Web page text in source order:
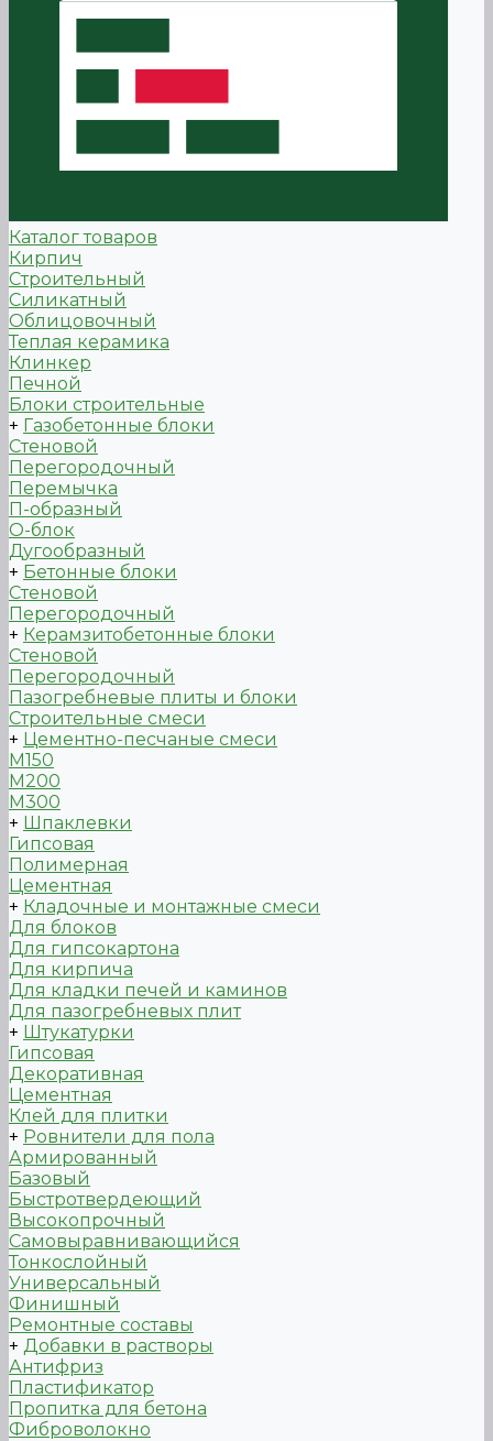
Каталог товаров
Кирпич
Строительный
Силикатный
Облицовочный
Теплая керамика
Клинкер
Печной
Блоки строительные
+ Газобетонные блоки
Стеновой
Перегородочный
Перемычка
П-образный
О-блок
Дугообразный
+ Бетонные блоки
Стеновой
Перегородочный
+ Керамзитобетонные блоки
Стеновой
Перегородочный
Пазогребневые плиты и блоки
Строительные смеси
+ Цементно-песчаные смеси
М150
М200
М300
+ Шпаклевки
Гипсовая
Полимерная
Цементная
+ Кладочные и монтажные смеси
Для блоков
Для гипсокартона
Для кирпича
Для кладки печей и каминов
Для пазогребневых плит
+ Штукатурки
Гипсовая
Декоративная
Цементная
Клей для плитки
+ Ровнители для пола
Армированный
Базовый
Быстротвердеющий
Высокопрочный
Самовыравнивающийся
Тонкослойный
Универсальный
Финишный
Ремонтные составы
+ Добавки в растворы
Антифриз
Пластификатор
Пропитка для бетона
Фиброволокно